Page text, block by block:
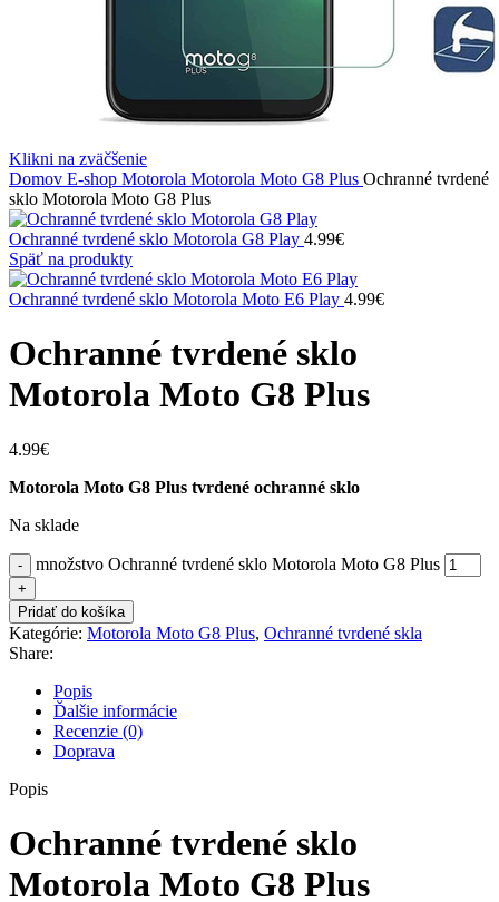
Klikni na zväčšenie
Domov E-shop Motorola Motorola Moto G8 Plus Ochranné tvrdené
sklo Motorola Moto G8 Plus
Ochranné tvrdené sklo Motorola G8 Play 4.99€
Späť na produkty
Ochranné tvrdené sklo Motorola Moto E6 Play 4.99€
Ochranné tvrdené sklo
Motorola Moto G8 Plus
4.99€
Motorola Moto G8 Plus tvrdené ochranné sklo
Na sklade
množstvo Ochranné tvrdené sklo Motorola Moto G8 Plus
Pridať do košíka
Kategórie: Motorola Moto G8 Plus, Ochranné tvrdené skla
Share:
Popis
Ďalšie informácie
Recenzie (0)
Doprava
Popis
Ochranné tvrdené sklo
Motorola Moto G8 Plus